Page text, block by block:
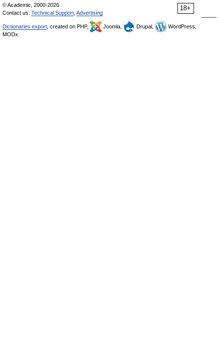
18+
© Academic, 2000-2026
Contact us: Technical Support Advertising
Dictionaries export , created on PHP, Joomla, Drupal,
WordPress,
MODx.